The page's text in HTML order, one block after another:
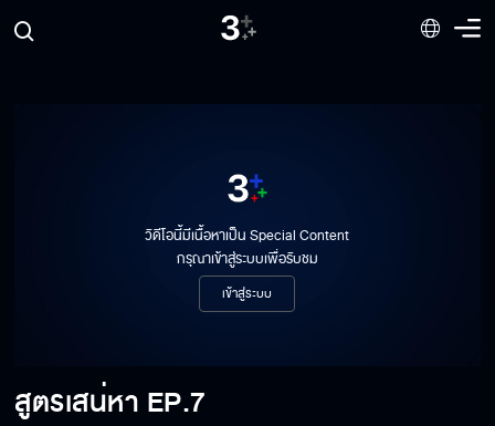
วิดีโอนี้มีเนื้อหาเป็น Special Content
กรุณาเข้าสู่ระบบเพื่อรับชม
เข้าสู่ระบบ
สูตรเสน่หา EP.7